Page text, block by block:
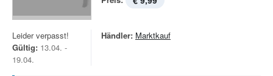
Leider verpasst!
Gültig: 13.04. -
19.04.
Händler: Marktkauf